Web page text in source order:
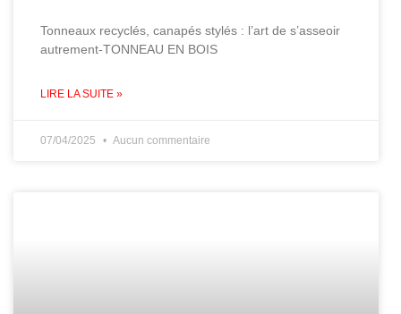
Tonneaux recyclés, canapés stylés : l’art de s’asseoir
autrement-TONNEAU EN BOIS
LIRE LA SUITE »
07/04/2025 Aucun commentaire